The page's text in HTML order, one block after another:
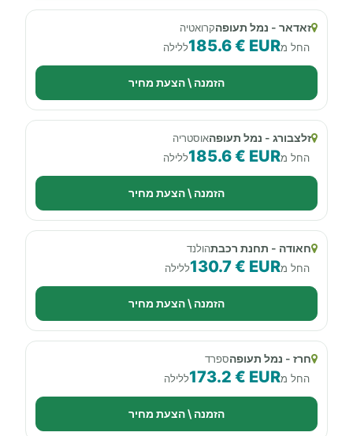
זאדאר - נמל תעופהקרואטיה
החל מ185.6 € EURללילה
הזמנה \ הצעת מחיר
זלצבורג - נמל תעופהאוסטריה
החל מ185.6 € EURללילה
הזמנה \ הצעת מחיר
חאודה - תחנת רכבתהולנד
החל מ130.7 € EURללילה
הזמנה \ הצעת מחיר
חרז - נמל תעופהספרד
החל מ173.2 € EURללילה
הזמנה \ הצעת מחיר